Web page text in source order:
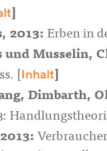
, 2013: Erben in
und Musselin,
[ Inhalt
, Dimbarth,